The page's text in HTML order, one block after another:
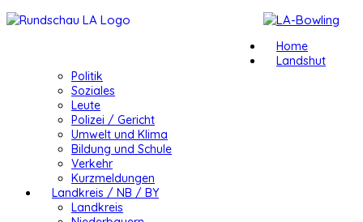
Home
Landshut
Politik
Soziales
Leute
Polizei / Gericht
Umwelt und Klima
Bildung und Schule
Verkehr
Kurzmeldungen
Landkreis / NB / BY
Landkreis